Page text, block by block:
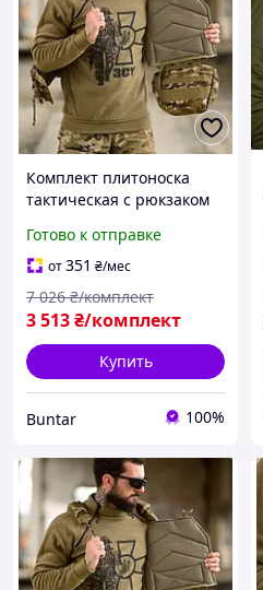
Комплект плитоноска
тактическая с рюкзаком
2277
Готово к отправке
от351 ₴/мес
3 513₴/комплект
7 026 ₴/комплект
Купить
Buntar 100%